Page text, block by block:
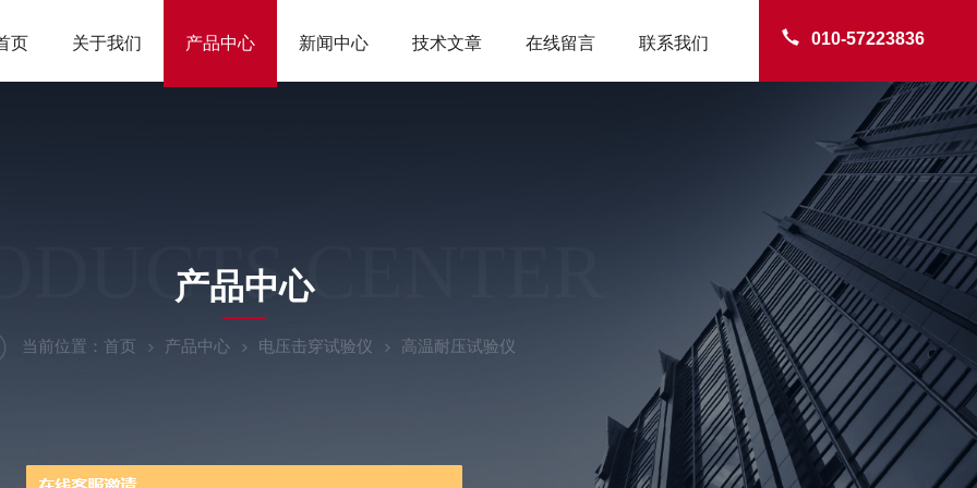
010-57223836
页 关于我们 产品中心 新闻中心 技术文章 在线留言 联系我们
CENTER
产品中心
当前位置： 首页 产品中心 电压击穿试验仪 高温耐压试验仪